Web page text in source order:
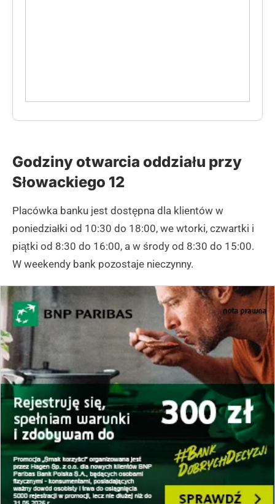
Godziny otwarcia oddziału przy
Słowackiego 12
Placówka banku jest dostępna dla klientów w
poniedziałki od 10:30 do 18:00, we wtorki, czwartki i
piątki od 8:30 do 16:00, a w środy od 8:30 do 15:00.
W weekendy bank pozostaje nieczynny.